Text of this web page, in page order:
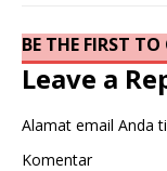
BE THE FIRST
Leave a
Alamat email Anda
Komentar